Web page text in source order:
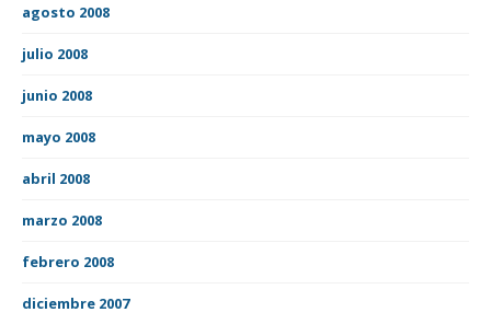
agosto 2008
julio 2008
junio 2008
mayo 2008
abril 2008
marzo 2008
febrero 2008
diciembre 2007